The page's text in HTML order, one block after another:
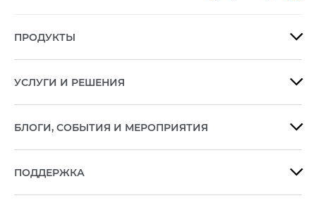
ПРОДУКТЫ 
УСЛУГИ И РЕШЕНИЯ 
БЛОГИ, СОБЫТИЯ И МЕРОПРИЯТИЯ 
ПОДДЕРЖКА 